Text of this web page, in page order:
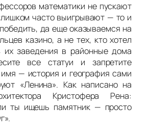
математики не пускают
часто выигрывают — то и
да еще оказываемся на
казино, а не тех, кто хотел
их заведения в районные дома
все статуи и запретите
— история и география сами
«Ленина». Как написано на
Кристофера Рена:
ты ищешь памятник — просто